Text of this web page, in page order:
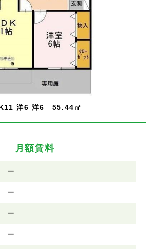
洋6 洋6 55.44㎡
月額賃料
ー
ー
ー
ー